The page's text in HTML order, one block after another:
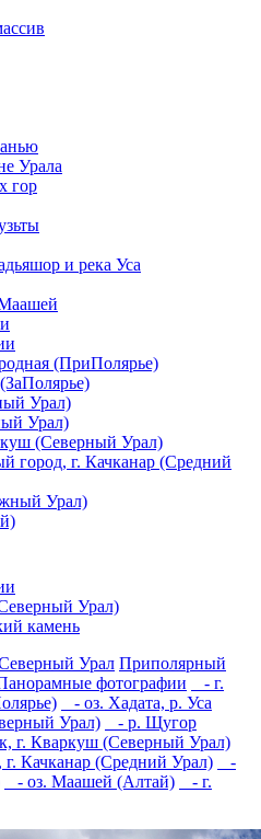
Урала
гор
и река Уса
(ПриПолярье)
Урал)
Урал)
(Северный Урал)
город, г. Качканар (Средний
Урал)
Урал)
камень
Урал Приполярный
фотографии
- г.
- оз. Хадата, р. Уса
Урал)
- р. Щугор
г. Кваркуш (Северный Урал)
Качканар (Средний Урал)
-
- оз. Маашей (Алтай)
- г.